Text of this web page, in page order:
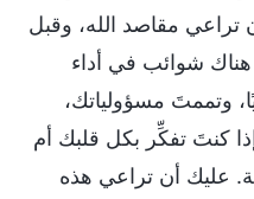
تراعي مقاصد الله، وقبل
شوائب في أداء
وتممتَ مسؤولياتك،
كنتَ تفكِّر بكل قلبك أم
عليك أن تراعي هذه